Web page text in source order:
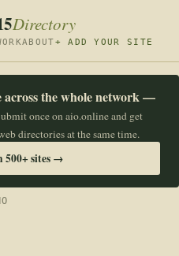
Directory
ABOUT+ ADD YOUR SITE
across the whole network —
once on aio.online and get
directories at the same time.
500+ sites →